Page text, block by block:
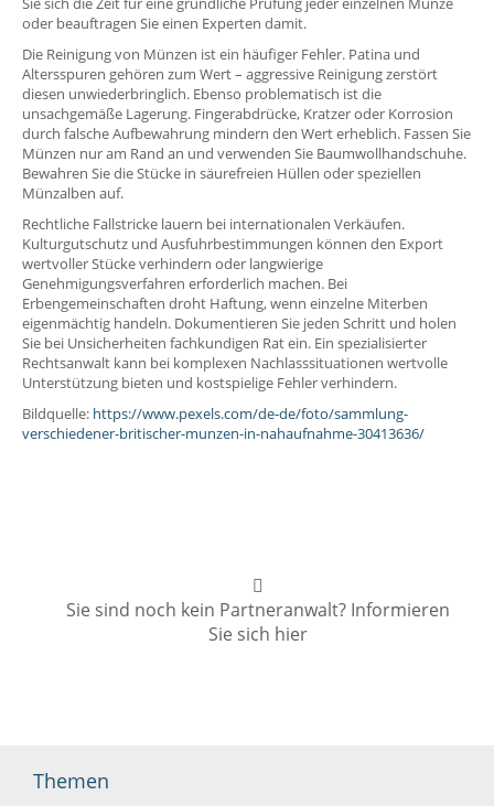
oder beauftragen Sie einen Experten damit.
Die Reinigung von Münzen ist ein häufiger Fehler. Patina und
Altersspuren gehören zum Wert – aggressive Reinigung zerstört
diesen unwiederbringlich. Ebenso problematisch ist die
unsachgemäße Lagerung. Fingerabdrücke, Kratzer oder Korrosion
durch falsche Aufbewahrung mindern den Wert erheblich. Fassen Sie
Münzen nur am Rand an und verwenden Sie Baumwollhandschuhe.
Bewahren Sie die Stücke in säurefreien Hüllen oder speziellen
Münzalben auf.
Rechtliche Fallstricke lauern bei internationalen Verkäufen.
Kulturgutschutz und Ausfuhrbestimmungen können den Export
wertvoller Stücke verhindern oder langwierige
Genehmigungsverfahren erforderlich machen. Bei
Erbengemeinschaften droht Haftung, wenn einzelne Miterben
eigenmächtig handeln. Dokumentieren Sie jeden Schritt und holen
Sie bei Unsicherheiten fachkundigen Rat ein. Ein spezialisierter
Rechtsanwalt kann bei komplexen Nachlasssituationen wertvolle
Unterstützung bieten und kostspielige Fehler verhindern.
Bildquelle: https://www.pexels.com/de-de/foto/sammlung-
verschiedener-britischer-munzen-in-nahaufnahme-30413636/
Sie sind noch kein Partneranwalt? Informieren
Sie sich hier
Themen